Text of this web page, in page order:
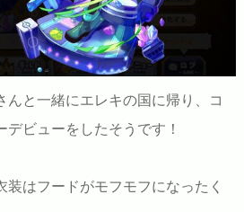
んと一緒にエレキの国に帰り、コ
デビューをしたそうです！
はフードがモフモフになったく